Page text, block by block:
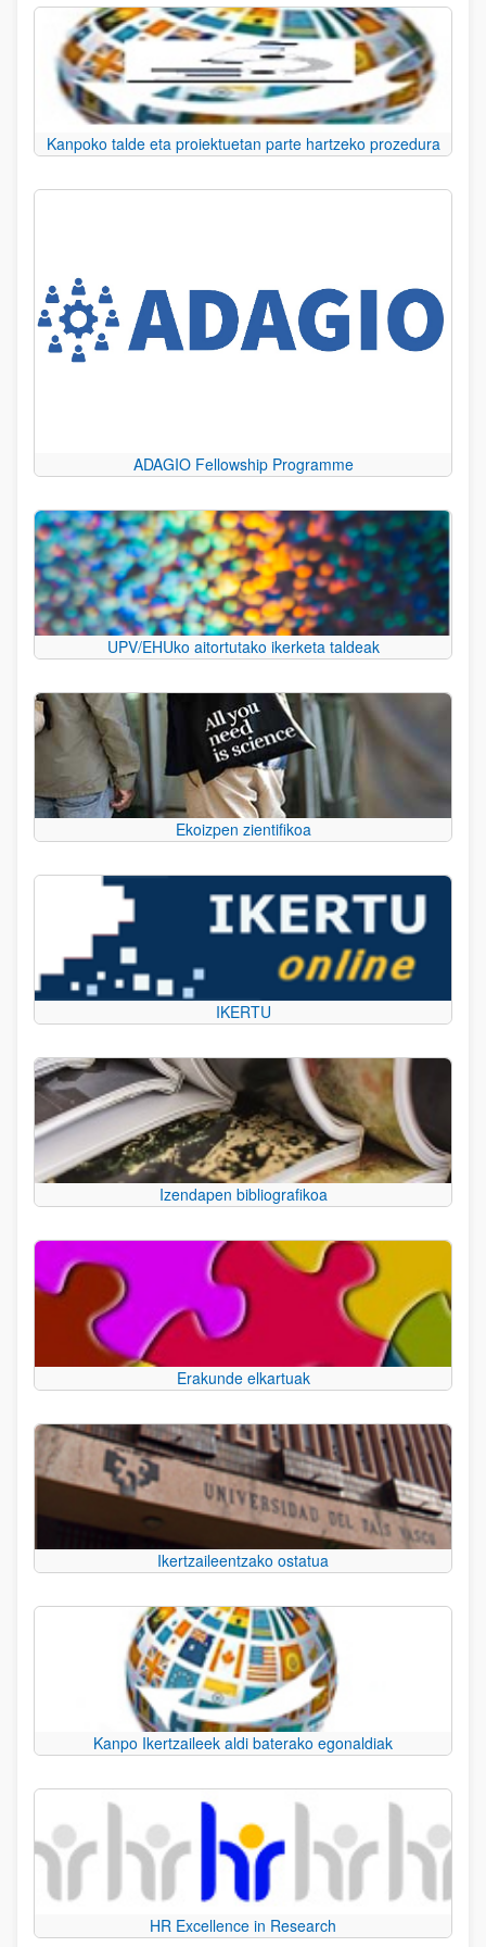
Kanpoko talde eta proiektuetan parte hartzeko prozedura
ADAGIO Fellowship Programme
UPV/EHUko aitortutako ikerketa taldeak
Ekoizpen zientifikoa
IKERTU
Izendapen bibliografikoa
Erakunde elkartuak
Ikertzaileentzako ostatua
Kanpo Ikertzaileek aldi baterako egonaldiak
HR Excellence in Research